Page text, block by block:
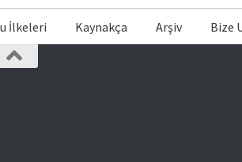
İlkeleri Kaynakça Arşiv Bize